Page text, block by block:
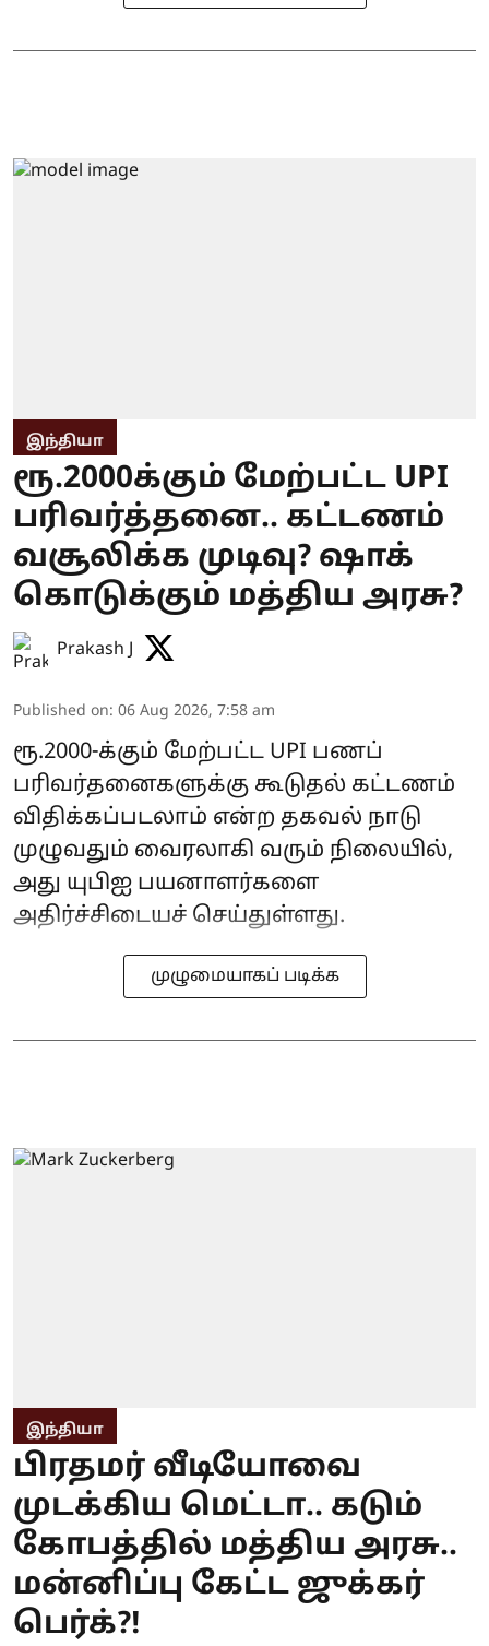
இந்தியா
ரூ.2000க்கும் மேற்பட்ட UPI
பரிவர்த்தனை.. கட்டணம்
வசூலிக்க முடிவு? ஷாக்
கொடுக்கும் மத்திய அரசு?
Prakash J
Published on: 06 Aug 2026, 7:58 am
ரூ.2000-க்கும் மேற்பட்ட UPI பணப்
பரிவர்தனைகளுக்கு கூடுதல் கட்டணம்
விதிக்கப்படலாம் என்ற தகவல் நாடு
முழுவதும் வைரலாகி வரும் நிலையில்,
அது யுபிஐ பயனாளர்களை
அதிர்ச்சிடையச் செய்துள்ளது.
முழுமையாகப் படிக்க
இந்தியா
பிரதமர் வீடியோவை
முடக்கிய மெட்டா.. கடும்
கோபத்தில் மத்திய அரசு..
மன்னிப்பு கேட்ட ஜுக்கர்
பெர்க்?!